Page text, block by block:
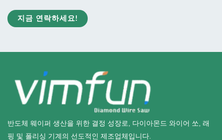
지금 연락하세요!
반도체 웨이퍼 생산을 위한 결정 성장로, 다이아몬드 와이어 쏘, 래
핑 및 폴리싱 기계의 선도적인 제조업체입니다.